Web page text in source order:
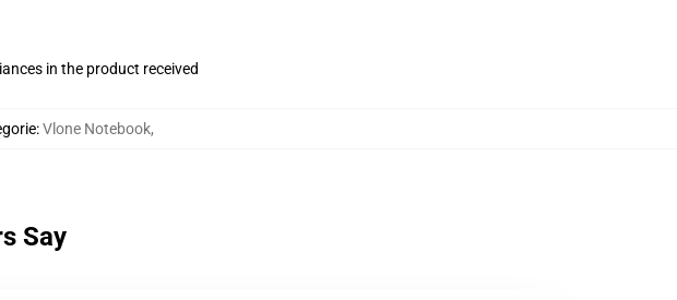
in the product received
:Vlone Notebook,
Say